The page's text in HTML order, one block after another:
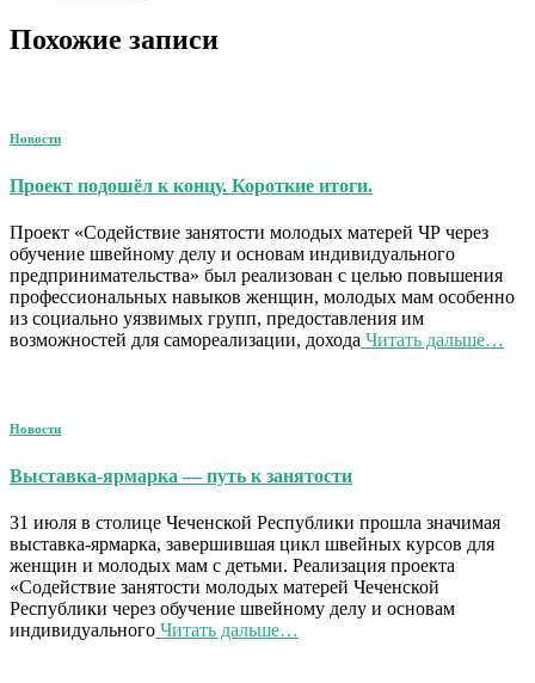
Похожие записи
Новости
Проект подошёл к концу. Короткие итоги.
Проект «Содействие занятости молодых матерей ЧР через
обучение швейному делу и основам индивидуального
предпринимательства» был реализован с целью повышения
профессиональных навыков женщин, молодых мам особенно
из социально уязвимых групп, предоставления им
возможностей для самореализации, дохода Читать дальше…
Новости
Выставка-ярмарка — путь к занятости
31 июля в столице Чеченской Республики прошла значимая
выставка-ярмарка, завершившая цикл швейных курсов для
женщин и молодых мам с детьми. Реализация проекта
«Содействие занятости молодых матерей Чеченской
Республики через обучение швейному делу и основам
индивидуального Читать дальше…